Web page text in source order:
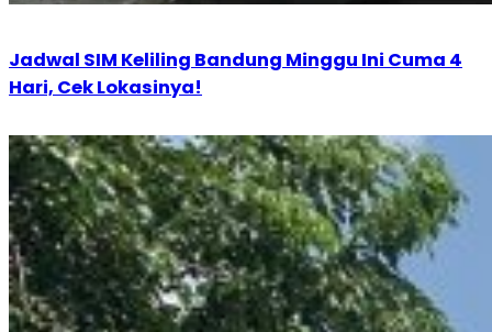
Jadwal SIM Keliling Bandung Minggu Ini Cuma 4
Hari, Cek Lokasinya!